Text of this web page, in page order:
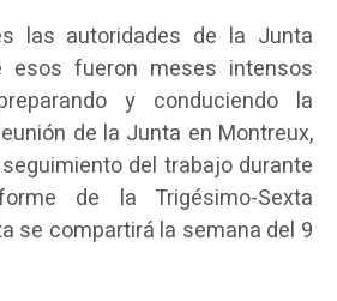
las autoridades de la Junta
esos fueron meses intensos
y conduciendo la
de la Junta en Montreux,
del trabajo durante
de la Trigésimo-Sexta
se compartirá la semana del 9